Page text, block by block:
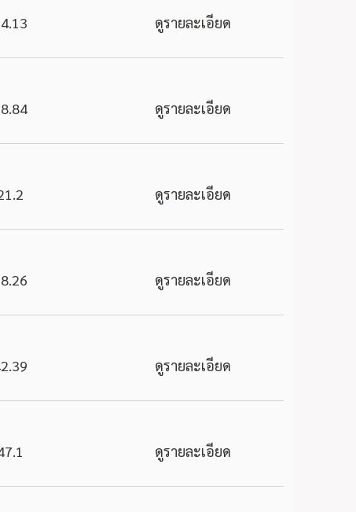
ดูรายละเอียด
ดูรายละเอียด
ดูรายละเอียด
ดูรายละเอียด
ดูรายละเอียด
ดูรายละเอียด